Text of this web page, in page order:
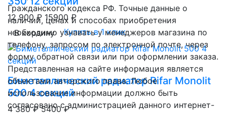
12 900 ₽ 15900 ₽
В корзину
Купить в 1 клик
Биметаллический радиатор Rifar Monolit
500 4 секций
4 380 ₽ 5400 ₽
Гражданского кодекса РФ. Точные данные о
наличии, ценах и способах приобретения
необходимо узнавать у менеджеров магазина по
телефону, запросом по электронной почте, через
форму обратной связи или при оформлении заказа.
Представленная на сайте информация является
объектами авторского права. Любое
использование информации должно быть
согласовано с администрацией данного интернет-